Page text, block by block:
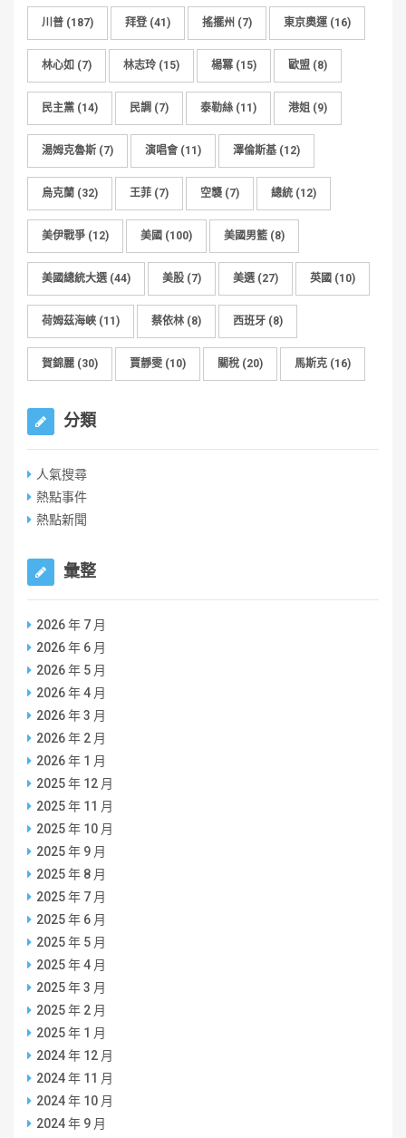
川普 (187) 拜登 (41) 搖擺州 (7) 東京奧運(16)
林心如 (7) 林志玲 (15) 楊冪 (15) 歐盟 (8)
民主黨 (14) 民調 (7) 泰勒絲 (11) 港姐 (9)
湯姆克魯斯 (7) 演唱會 (11) 澤倫斯基 (12)
烏克蘭 (32) 王菲 (7) 空襲 (7) 總統 (12)
美伊戰爭 (12) 美國 (100) 美國男籃 (8)
美國總統大選(44) 美股 (7) 美選(27) 英國 (10)
荷姆茲海峽 (11) 蔡依林 (8) 西班牙 (8)
賀錦麗 (30) 賈靜雯 (10) 關稅 (20) 馬斯克 (16)
分類
人氣搜尋
熱點事件
熱點新聞
彙整
2026 年 7 月
2026 年 6 月
2026 年 5 月
2026 年 4 月
2026 年 3 月
2026 年 2 月
2026 年 1 月
2025 年 12 月
2025 年 11 月
2025 年 10 月
2025 年 9 月
2025 年 8 月
2025 年 7 月
2025 年 6 月
2025 年 5 月
2025 年 4 月
2025 年 3 月
2025 年 2 月
2025 年 1 月
2024 年 12 月
2024 年 11 月
2024 年 10 月
2024 年 9 月